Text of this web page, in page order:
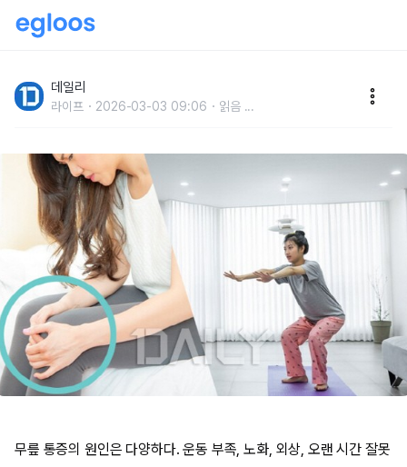
데일리
라이프 2026-03-03 09:06 읽음 ...
무릎 통증의 원인은 다양하다. 운동 부족, 노화, 외상, 오랜 시간 잘못